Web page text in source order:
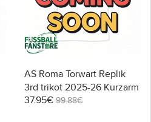
AS Roma Torwart Replik
3rd trikot 2025-26 Kurzarm
37.95€ 99.88€